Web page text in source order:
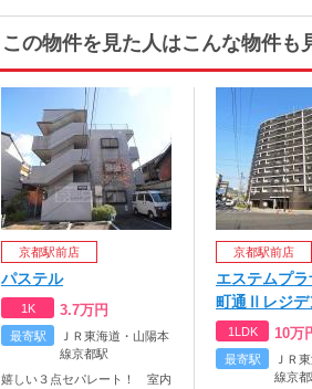
この物件を見た人はこんな物件も
京都駅前店
パステル
1K 3.7万円
最寄駅
ＪＲ東海道・山陽本
線京都駅
嬉しい３点セパレート！ 室内
京都駅前店
エステムプ
町通Ⅱレジデ
1LDK 10万
最寄駅
ＪＲ
線京都